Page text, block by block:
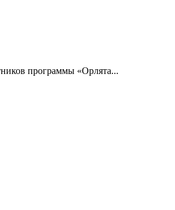
программы «Орлята...